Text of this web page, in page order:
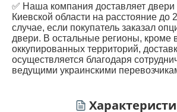
✅ Наша компания доставляет двери
Киевской области на расстояние до
случае, если покупатель заказал
двери. В остальные регионы, кроме
оккупированных территорий,
осуществляется благодаря
ведущими украинскими